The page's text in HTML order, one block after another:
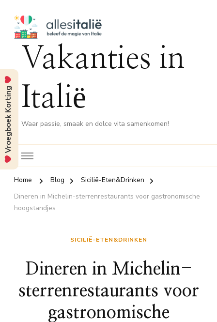
Vakanties in
Italië
Waar passie, smaak en dolce vita samenkomen!
Home Blog
Sicilië-Eten&Drinken
Dineren in Michelin-sterrenrestaurants voor gastronomische
hoogstandjes
SICILIË-ETEN&DRINKEN
Dineren in Michelin-
sterrenrestaurants voor
gastronomische
Vroegboek Korting